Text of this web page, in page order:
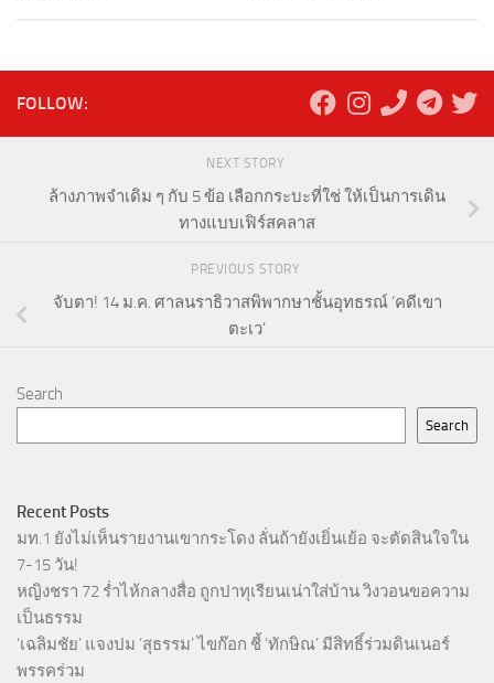
FOLLOW:
NEXT STORY
ล้างภาพจำเดิม ๆ กับ 5 ข้อ เลือกกระบะที่ใช่ ให้เป็นการเดิน
ทางแบบเฟิร์สคลาส
PREVIOUS STORY
จับตา! 14 ม.ค. ศาลนราธิวาสพิพากษาชั้นอุทธรณ์ ‘คดีเขา
ตะเว’
Search
Search
Recent Posts
มท.1 ยังไม่เห็นรายงานเขากระโดง ลั่นถ้ายังเยิ่นเย้อ จะตัดสินใจใน
7-15 วัน!
หญิงชรา 72 ร่ำไห้กลางสื่อ ถูกปาทุเรียนเน่าใส่บ้าน วิงวอนขอความ
เป็นธรรม
‘เฉลิมชัย’ แจงปม ‘สุธรรม’ ไขก๊อก ชี้ ‘ทักษิณ’ มีสิทธิ์ร่วมดินเนอร์
พรรคร่วม